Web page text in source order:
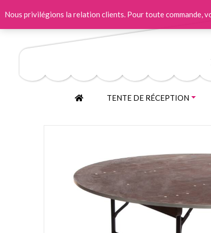
ACCUEILTENTE DE RÉCEPTION
Nous privilégions la relation clients. Pour toute commande,